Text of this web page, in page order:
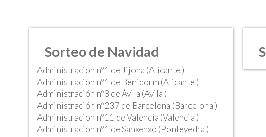
Sorteo de Navidad
Administración nº1 de Jijona (Alicante )
Administración nº1 de Benidorm (Alicante )
Administración nº8 de Ávila (Avila )
Administración nº237 de Barcelona (Barcelona )
Administración nº11 de Valencia (Valencia )
Administración nº1 de Sanxenxo (Pontevedra )